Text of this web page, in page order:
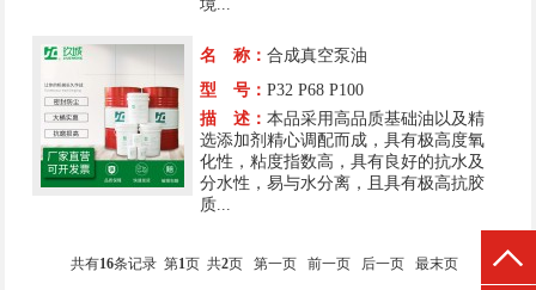
境...
名 称：合成真空泵油
型 号：P32 P68 P100
描 述：本品采用高品质基础油以及精
选添加剂精心调配而成，具有极高度氧
化性，粘度指数高，具有良好的抗水及
分水性，易与水分离，且具有极高抗胶
质...
共有16条记录 第1页 共2页 第一页 前一页 后一页 最末页